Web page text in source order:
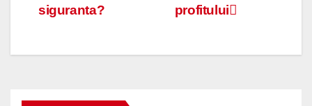
articole
profitului
siguranta?